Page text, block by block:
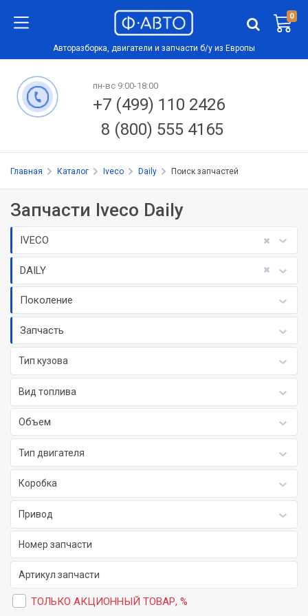
0
Авторазборка, двигатели и запчасти б/у из Европы
пн-вс 9:00-18:00
+7 (499) 110 2426
8 (800) 555 4165
Главная Каталог Iveco Daily Поиск запчастей
Запчасти Iveco Daily
IVECO
DAILY
Поколение
Запчасть
Тип кузова
Вид топлива
Объем
Тип двигателя
Коробка
Привод
ТОЛЬКО АКЦИОННЫЙ ТОВАР, %